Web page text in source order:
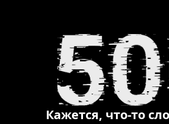
Кажется, что-то